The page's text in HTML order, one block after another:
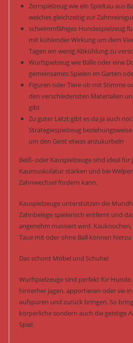
Zerrspielzeug wie ein Spieltau aus
welches gleichzeitig zur
schwimmfähiges Hundespielzeug
mit kühlender Wirkung um dem
Tagen ein wenig Abkühlung zu
Wurfspielzeug wie Bälle oder eine
gemeinsames Spielen im Garten
Figuren oder Tiere ob mit Stimme
den verschiedensten Materialien
gibt
Zu guter Letzt gibt es da ja auch
Strategiespielzeug
um den Geist etwas anzukurbeln
Beiß- oder Kauspielzeuge sind ideal
Kaumuskulatur stärken und bei
Zahnwechsel fördern kann.
Kauspielzeuge unterstützen die
Zahnbelege spielerisch entfernt und
angenehm massiert wird. Kauknochen,
Taue mit oder ohne Ball können hierzu
Das schont Möbel und Schuhe!
Wurfspielzeuge sind perfekt für
hinterher jagen, apportieren oder sie
aufspüren und zurück bringen. So
körperliche sondern auch die geistige
Spiel.